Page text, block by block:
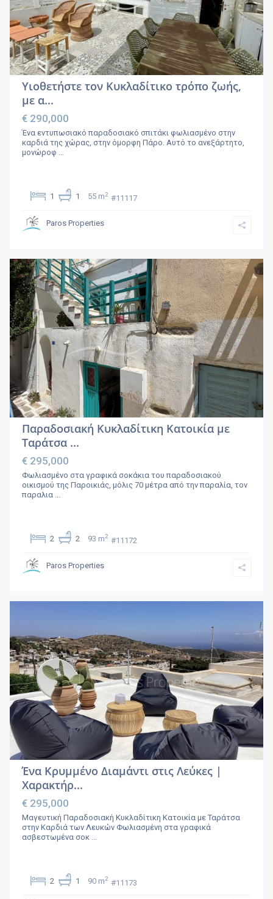
Υιοθετήστε τον Κυκλαδίτικο τρόπο ζωής,
με α...
€ 290,000
Ένα εντυπωσιακό παραδοσιακό σπιτάκι φωλιασμένο στην
καρδιά της χώρας, στην όμορφη Πάρο. Αυτό το ανεξάρτητο,
μονώροφ
1 1 55 m2 #11117
Paros Properties
Παραδοσιακή Κυκλαδίτικη Κατοικία με
Ταράτσα ...
€ 295,000
Φωλιασμένο στα γραφικά σοκάκια του παραδοσιακού
οικισμού της Παροικιάς, μόλις 70 μέτρα από την παραλία, τον
παραλια
2 2 93 m2 #11172
Paros Properties
Ένα Κρυμμένο Διαμάντι στις Λεύκες |
Χαρακτήρ...
€ 295,000
Μαγευτική Παραδοσιακή Κυκλαδίτικη Κατοικία με Ταράτσα
στην Καρδιά των Λευκών Φωλιασμένη στα γραφικά
ασβεστωμένα σοκ
2 1 90 m2 #11173